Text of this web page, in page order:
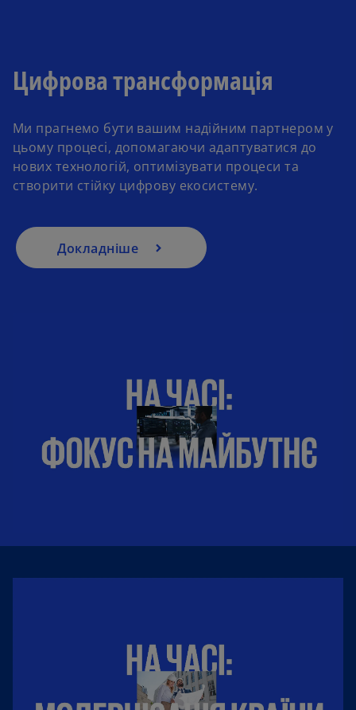
Цифрова трансформація
Ми прагнемо бути вашим надійним партнером у
цьому процесі, допомагаючи адаптуватися до
нових технологій, оптимізувати процеси та
створити стійку цифрову екосистему.
Докладніше